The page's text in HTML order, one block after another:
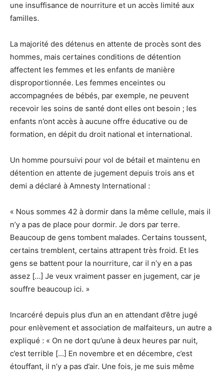
une insuffisance de nourriture et un accès limité aux
familles.
La majorité des détenus en attente de procès sont des
hommes, mais certaines conditions de détention
affectent les femmes et les enfants de manière
disproportionnée. Les femmes enceintes ou
accompagnées de bébés, par exemple, ne peuvent
recevoir les soins de santé dont elles ont besoin ; les
enfants n’ont accès à aucune offre éducative ou de
formation, en dépit du droit national et international.
Un homme poursuivi pour vol de bétail et maintenu en
détention en attente de jugement depuis trois ans et
demi a déclaré à Amnesty International :
« Nous sommes 42 à dormir dans la même cellule, mais il
n’y a pas de place pour dormir. Je dors par terre.
Beaucoup de gens tombent malades. Certains toussent,
certains tremblent, certains attrapent très froid. Et les
gens se battent pour la nourriture, car il n’y en a pas
assez […] Je veux vraiment passer en jugement, car je
souffre beaucoup ici. »
Incarcéré depuis plus d’un an en attendant d’être jugé
pour enlèvement et association de malfaiteurs, un autre a
expliqué : « On ne dort qu’une à deux heures par nuit,
c’est terrible […] En novembre et en décembre, c’est
étouffant, il n’y a pas d’air. Une fois, je me suis même